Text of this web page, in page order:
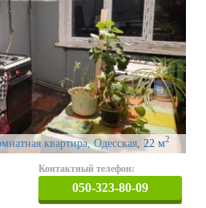
квартира, Одесская , 22 м2
Контактный телефон:
050-323-80-09